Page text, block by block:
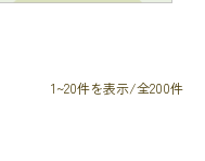
1~20件を表示/全200件